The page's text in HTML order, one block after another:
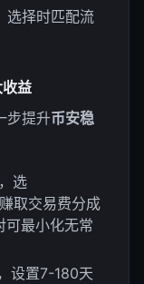
选择时匹配流
益
步提升币安稳
，选
取交易费分成
可最小化无常
设置7-180天